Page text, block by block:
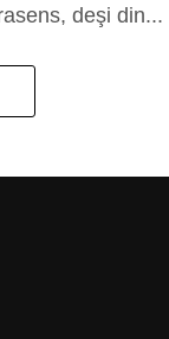
deşi din...